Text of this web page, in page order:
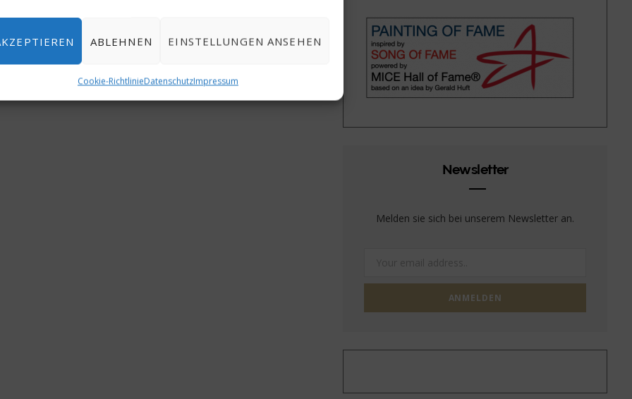
ABLEHNEN EINSTELLUNGEN ANSEHEN
Cookie-RichtlinieDatenschutzImpressum
Newsletter
Melden sie sich bei unserem Newsletter an.